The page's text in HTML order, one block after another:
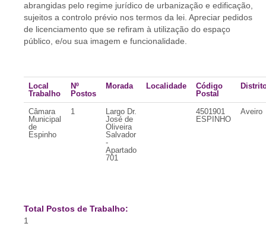
abrangidas pelo regime jurídico de urbanização e edificação,
sujeitos a controlo prévio nos termos da lei. Apreciar pedidos
de licenciamento que se refiram à utilização do espaço
público, e/ou sua imagem e funcionalidade.
Local
Trabalho
Nº
Postos
Morada Localidade
Código
Postal
Câmara
Municipal
de
Espinho
1
Largo Dr.
José de
Oliveira
Salvador
-
Apartado
701
4501901
ESPINHO
Aveiro
Total Postos de Trabalho:
1